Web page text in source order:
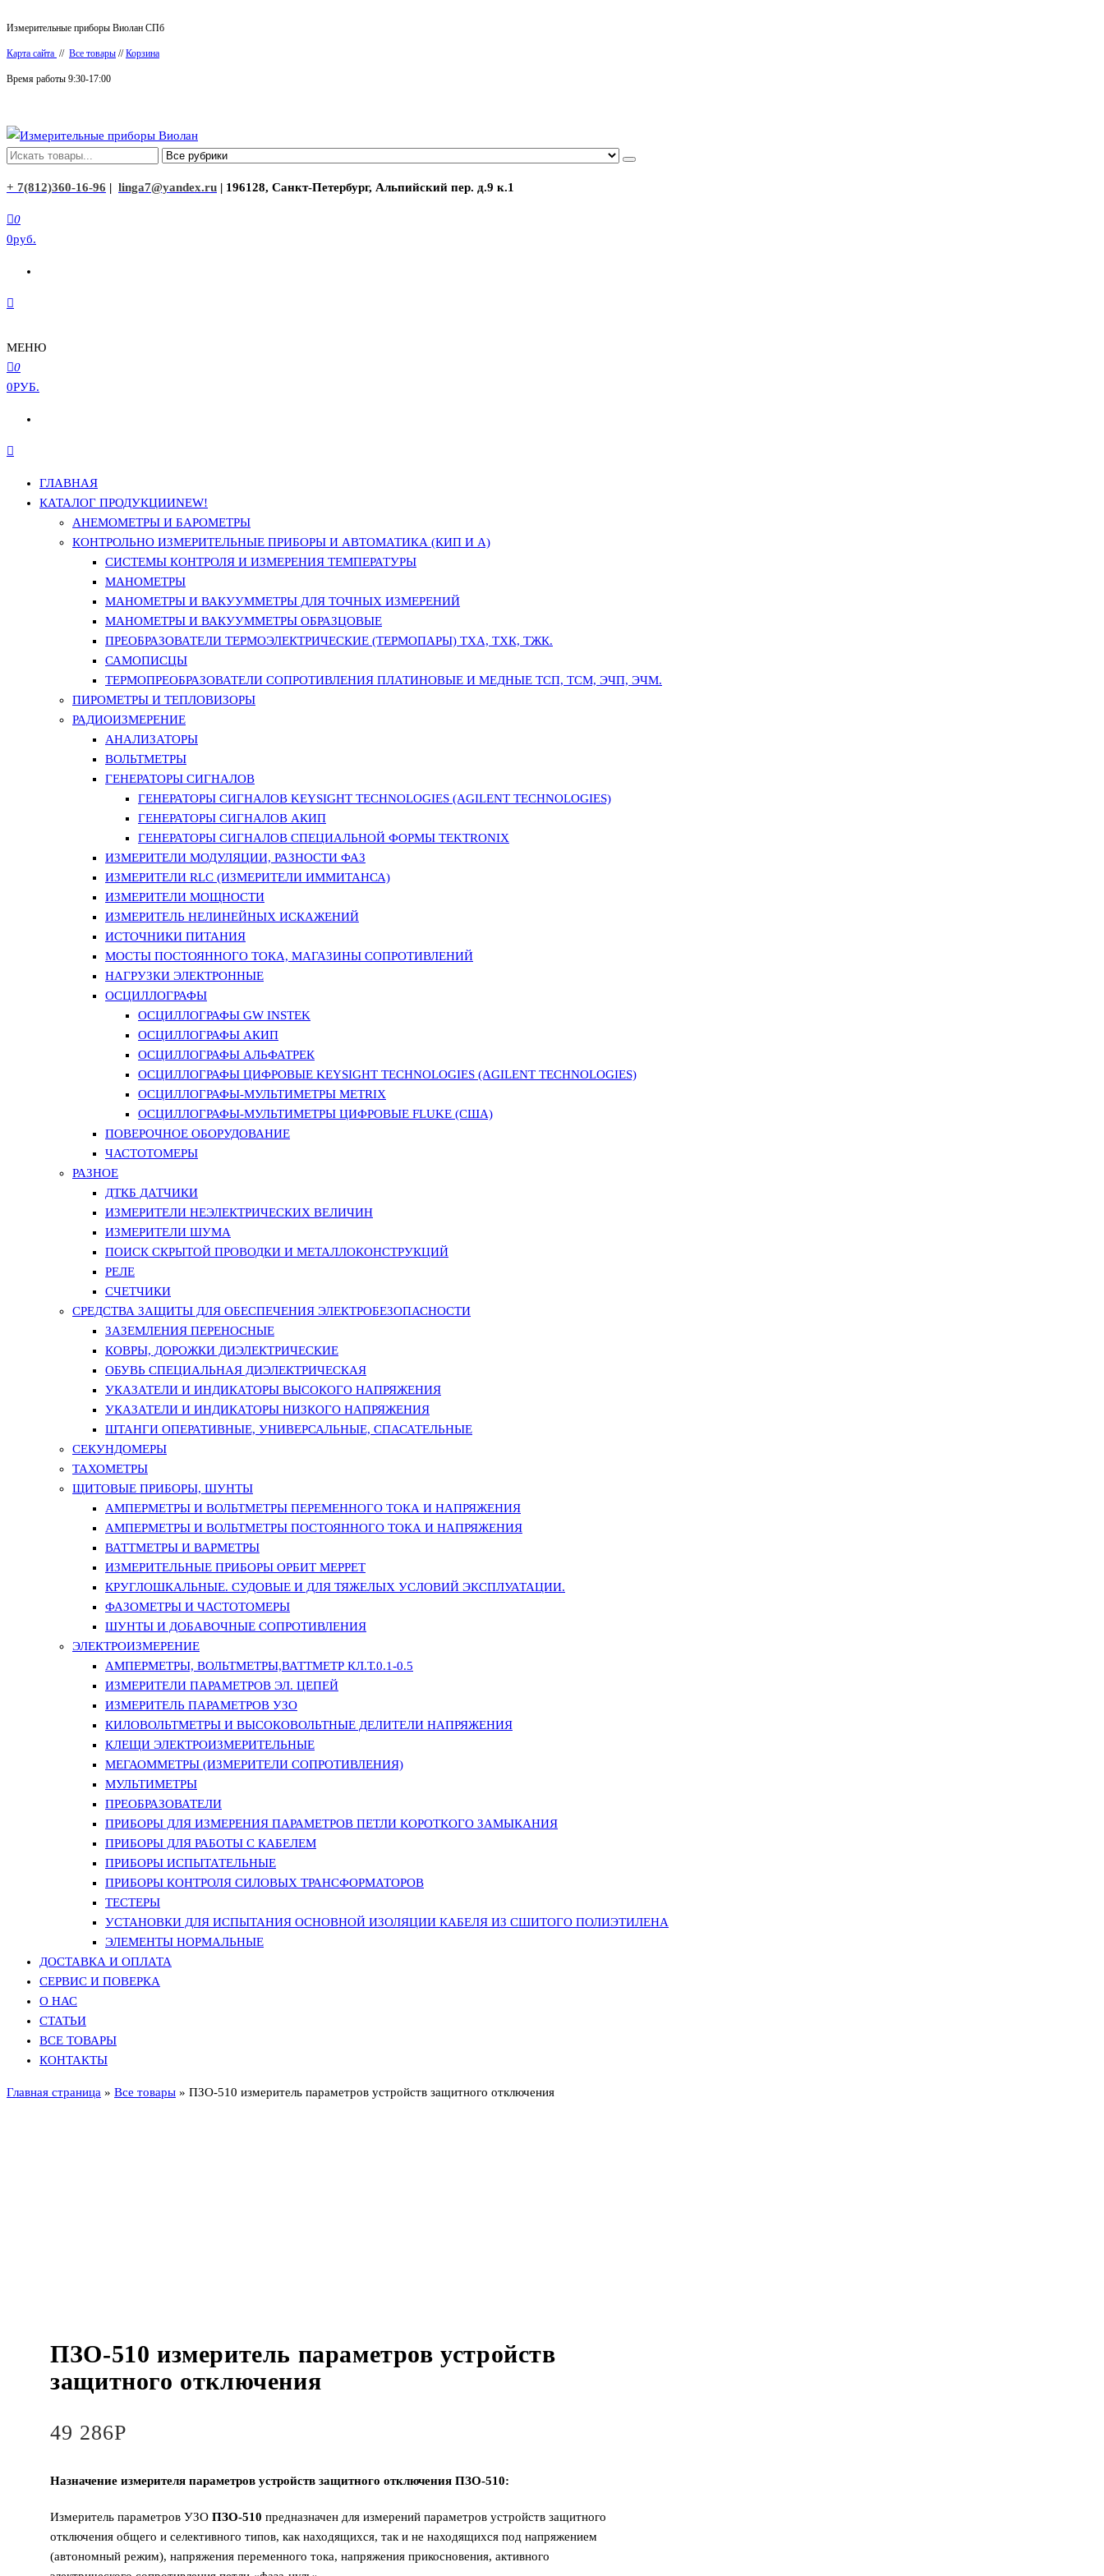
к
содержимому
Измерительные приборы Виолан СПб
Карта сайта // Все товары //Корзина
Время работы 9:30-17:00
Измерительные приборы Виолан
+ 7(812)360-16-96 | linga7@yandex.ru | 196128, Санкт-Петербург, Альпийский пер. д.9 к.1
0
0руб.
МЕНЮ
0
0РУБ.
ГЛАВНАЯ
КАТАЛОГ ПРОДУКЦИИNEW!
АНЕМОМЕТРЫ И БАРОМЕТРЫ
КОНТРОЛЬНО ИЗМЕРИТЕЛЬНЫЕ ПРИБОРЫ И АВТОМАТИКА (КИП И А)
СИСТЕМЫ КОНТРОЛЯ И ИЗМЕРЕНИЯ ТЕМПЕРАТУРЫ
МАНОМЕТРЫ
МАНОМЕТРЫ И ВАКУУММЕТРЫ ДЛЯ ТОЧНЫХ ИЗМЕРЕНИЙ
МАНОМЕТРЫ И ВАКУУММЕТРЫ ОБРАЗЦОВЫЕ
ПРЕОБРАЗОВАТЕЛИ ТЕРМОЭЛЕКТРИЧЕСКИЕ (ТЕРМОПАРЫ) ТХА, ТХК, ТЖК.
САМОПИСЦЫ
ТЕРМОПРЕОБРАЗОВАТЕЛИ СОПРОТИВЛЕНИЯ ПЛАТИНОВЫЕ И МЕДНЫЕ ТСП, ТСМ, ЭЧП, ЭЧМ.
ПИРОМЕТРЫ И ТЕПЛОВИЗОРЫ
РАДИОИЗМЕРЕНИЕ
АНАЛИЗАТОРЫ
ВОЛЬТМЕТРЫ
ГЕНЕРАТОРЫ СИГНАЛОВ
ГЕНЕРАТОРЫ СИГНАЛОВ KEYSIGHT TECHNOLOGIES (AGILENT TECHNOLOGIES)
ГЕНЕРАТОРЫ СИГНАЛОВ АКИП
ГЕНЕРАТОРЫ СИГНАЛОВ СПЕЦИАЛЬНОЙ ФОРМЫ TEKTRONIX
ИЗМЕРИТЕЛИ МОДУЛЯЦИИ, РАЗНОСТИ ФАЗ
ИЗМЕРИТЕЛИ RLC (ИЗМЕРИТЕЛИ ИММИТАНСА)
ИЗМЕРИТЕЛИ МОЩНОСТИ
ИЗМЕРИТЕЛЬ НЕЛИНЕЙНЫХ ИСКАЖЕНИЙ
ИСТОЧНИКИ ПИТАНИЯ
МОСТЫ ПОСТОЯННОГО ТОКА, МАГАЗИНЫ СОПРОТИВЛЕНИЙ
НАГРУЗКИ ЭЛЕКТРОННЫЕ
ОСЦИЛЛОГРАФЫ
ОСЦИЛЛОГРАФЫ GW INSTEK
ОСЦИЛЛОГРАФЫ АКИП
ОСЦИЛЛОГРАФЫ АЛЬФАТРЕК
ОСЦИЛЛОГРАФЫ ЦИФРОВЫЕ KEYSIGHT TECHNOLOGIES (AGILENT TECHNOLOGIES)
ОСЦИЛЛОГРАФЫ-МУЛЬТИМЕТРЫ METRIX
ОСЦИЛЛОГРАФЫ-МУЛЬТИМЕТРЫ ЦИФРОВЫЕ FLUKE (США)
ПОВЕРОЧНОЕ ОБОРУДОВАНИЕ
ЧАСТОТОМЕРЫ
РАЗНОЕ
ДТКБ ДАТЧИКИ
ИЗМЕРИТЕЛИ НЕЭЛЕКТРИЧЕСКИХ ВЕЛИЧИН
ИЗМЕРИТЕЛИ ШУМА
ПОИСК СКРЫТОЙ ПРОВОДКИ И МЕТАЛЛОКОНСТРУКЦИЙ
РЕЛЕ
СЧЕТЧИКИ
СРЕДСТВА ЗАЩИТЫ ДЛЯ ОБЕСПЕЧЕНИЯ ЭЛЕКТРОБЕЗОПАСНОСТИ
ЗАЗЕМЛЕНИЯ ПЕРЕНОСНЫЕ
КОВРЫ, ДОРОЖКИ ДИЭЛЕКТРИЧЕСКИЕ
ОБУВЬ СПЕЦИАЛЬНАЯ ДИЭЛЕКТРИЧЕСКАЯ
УКАЗАТЕЛИ И ИНДИКАТОРЫ ВЫСОКОГО НАПРЯЖЕНИЯ
УКАЗАТЕЛИ И ИНДИКАТОРЫ НИЗКОГО НАПРЯЖЕНИЯ
ШТАНГИ ОПЕРАТИВНЫЕ, УНИВЕРСАЛЬНЫЕ, СПАСАТЕЛЬНЫЕ
СЕКУНДОМЕРЫ
ТАХОМЕТРЫ
ЩИТОВЫЕ ПРИБОРЫ, ШУНТЫ
АМПЕРМЕТРЫ И ВОЛЬТМЕТРЫ ПЕРЕМЕННОГО ТОКА И НАПРЯЖЕНИЯ
АМПЕРМЕТРЫ И ВОЛЬТМЕТРЫ ПОСТОЯННОГО ТОКА И НАПРЯЖЕНИЯ
ВАТТМЕТРЫ И ВАРМЕТРЫ
ИЗМЕРИТЕЛЬНЫЕ ПРИБОРЫ ОРБИТ МЕРРЕТ
КРУГЛОШКАЛЬНЫЕ. СУДОВЫЕ И ДЛЯ ТЯЖЕЛЫХ УСЛОВИЙ ЭКСПЛУАТАЦИИ.
ФАЗОМЕТРЫ И ЧАСТОТОМЕРЫ
ШУНТЫ И ДОБАВОЧНЫЕ СОПРОТИВЛЕНИЯ
ЭЛЕКТРОИЗМЕРЕНИЕ
АМПЕРМЕТРЫ, ВОЛЬТМЕТРЫ,ВАТТМЕТР КЛ.Т.0.1-0.5
ИЗМЕРИТЕЛИ ПАРАМЕТРОВ ЭЛ. ЦЕПЕЙ
ИЗМЕРИТЕЛЬ ПАРАМЕТРОВ УЗО
КИЛОВОЛЬТМЕТРЫ И ВЫСОКОВОЛЬТНЫЕ ДЕЛИТЕЛИ НАПРЯЖЕНИЯ
КЛЕЩИ ЭЛЕКТРОИЗМЕРИТЕЛЬНЫЕ
МЕГАОММЕТРЫ (ИЗМЕРИТЕЛИ СОПРОТИВЛЕНИЯ)
МУЛЬТИМЕТРЫ
ПРЕОБРАЗОВАТЕЛИ
ПРИБОРЫ ДЛЯ ИЗМЕРЕНИЯ ПАРАМЕТРОВ ПЕТЛИ КОРОТКОГО ЗАМЫКАНИЯ
ПРИБОРЫ ДЛЯ РАБОТЫ С КАБЕЛЕМ
ПРИБОРЫ ИСПЫТАТЕЛЬНЫЕ
ПРИБОРЫ КОНТРОЛЯ СИЛОВЫХ ТРАНСФОРМАТОРОВ
ТЕСТЕРЫ
УСТАНОВКИ ДЛЯ ИСПЫТАНИЯ ОСНОВНОЙ ИЗОЛЯЦИИ КАБЕЛЯ ИЗ СШИТОГО ПОЛИЭТИЛЕНА
ЭЛЕМЕНТЫ НОРМАЛЬНЫЕ
ДОСТАВКА И ОПЛАТА
СЕРВИС И ПОВЕРКА
О НАС
СТАТЬИ
ВСЕ ТОВАРЫ
КОНТАКТЫ
Главная страница » Все товары » ПЗО-510 измеритель параметров устройств защитного отключения
ПЗО-510 измеритель параметров устройств
защитного отключения
49 286Р
Назначение измерителя параметров устройств защитного отключения ПЗО-510:
Измеритель параметров УЗОПЗО-510 предназначен для измерений параметров устройств защитного
отключения общего и селективного типов, как находящихся, так и не находящихся под напряжением
(автономный режим), напряжения переменного тока, напряжения прикосновения, активного